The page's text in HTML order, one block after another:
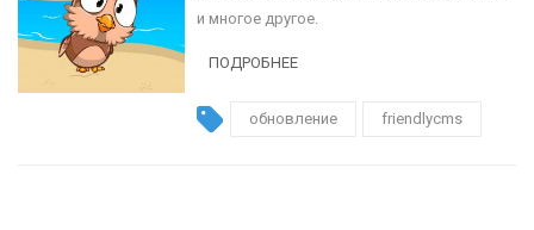
и многое другое.
ПОДРОБНЕЕ
обновление friendlycms